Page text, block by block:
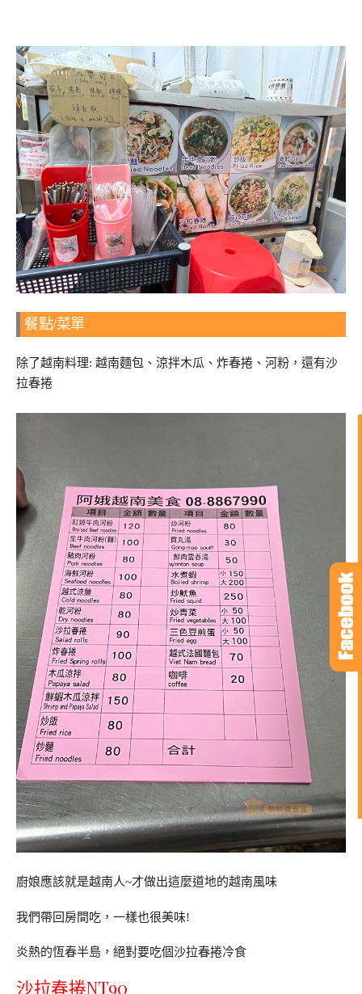
餐點/菜單
除了越南料理: 越南麵包、涼拌木瓜、炸春捲、河粉，還有沙
拉春捲
廚娘應該就是越南人~才做出這麼道地的越南風味
我們帶回房間吃，一樣也很美味!
炎熱的恆春半島，絕對要吃個沙拉春捲冷食
沙拉春捲NT90